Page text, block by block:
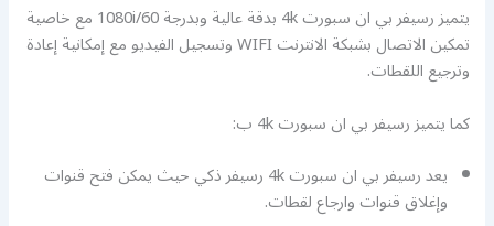
يتميز رسيفر بي ان سبورت 4k بدقة عالية وبدرجة 1080i/60 مع خاصية
تمكين الاتصال بشبكة الانترنت WIFI وتسجيل الفيديو مع إمكانية إعادة
وترجيع اللقطات.
كما يتميز رسيفر بي ان سبورت 4k ب:
يعد رسيفر بي ان سبورت 4k رسيفر ذكي حيث يمكن فتح قنوات
وإغلاق قنوات وارجاع لقطات.